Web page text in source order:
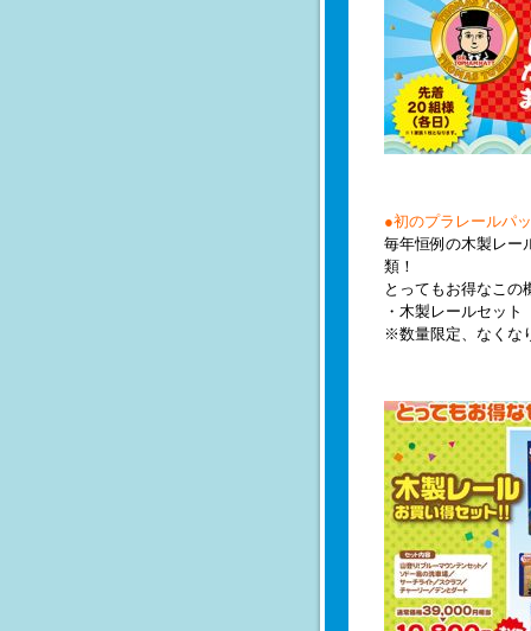
●初のプラレールパ
毎年恒例の木製レー
類！
とってもお得なこの
・木製レールセッ
※数量限定、なくな